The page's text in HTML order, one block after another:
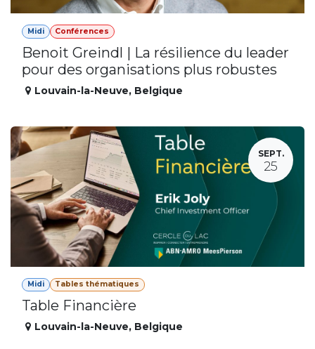
Midi Conférences
Benoit Greindl | La résilience du leader
pour des organisations plus robustes
Louvain-la-Neuve, Belgique
SEPT.
25
Midi Tables thématiques
Table Financière
Louvain-la-Neuve, Belgique